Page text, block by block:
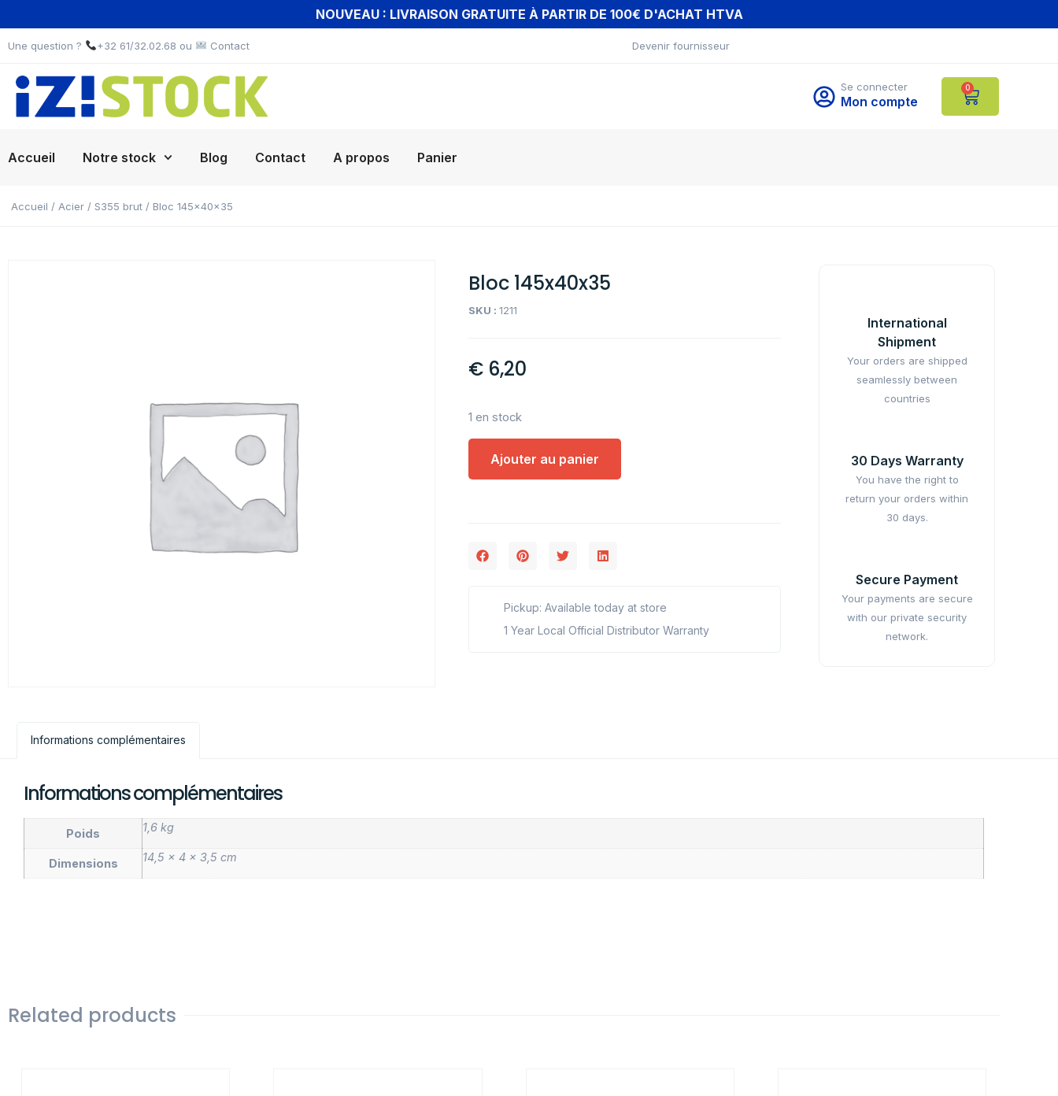
NOUVEAU : LIVRAISON GRATUITE À PARTIR DE 100€ D'ACHAT HTVA
Une question ? +32 61/32.02.68 ou Contact Devenir fournisseur
Se connecter
Mon compte
0
Accueil Notre stock Blog Contact A propos Panier
Accueil / Acier / S355 brut / Bloc 145x40x35
Bloc 145x40x35
SKU :1211
€ 6,20
1 en stock
Ajouter au panier
Pickup: Available today at store
1 Year Local Official Distributor Warranty
International
Shipment
Your orders are shipped
seamlessly between
countries
30 Days Warranty
You have the right to
return your orders within
30 days.
Secure Payment
Your payments are secure
with our private security
network.
Informations complémentaires
Informations complémentaires
Poids 1,6 kg
Dimensions 14,5 × 4 × 3,5 cm
Related products